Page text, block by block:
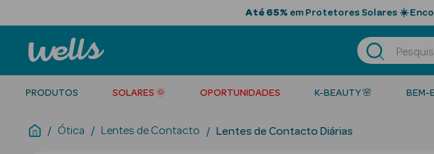
Até 65% em Protetores Solares ☀️
PRODUTOS SOLARES 🌞 OPORTUNIDADES K-BEAUTY 🌸 BEM-
Ótica Lentes de Contacto Lentes de Contacto Diárias